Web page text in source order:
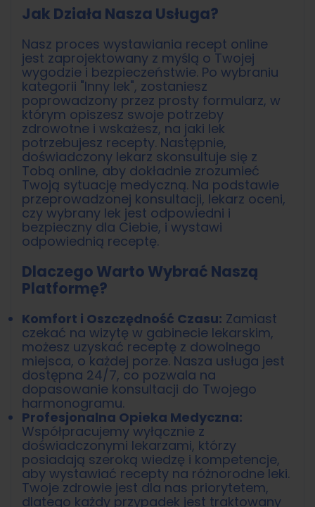
Jak Działa Nasza Usługa?
Nasz proces wystawiania recept online
jest zaprojektowany z myślą o Twojej
wygodzie i bezpieczeństwie. Po wybraniu
kategorii "Inny lek", zostaniesz
poprowadzony przez prosty formularz, w
którym opiszesz swoje potrzeby
zdrowotne i wskażesz, na jaki lek
potrzebujesz recepty. Następnie,
doświadczony lekarz skonsultuje się z
Tobą online, aby dokładnie zrozumieć
Twoją sytuację medyczną. Na podstawie
przeprowadzonej konsultacji, lekarz oceni,
czy wybrany lek jest odpowiedni i
bezpieczny dla Ciebie, i wystawi
odpowiednią receptę.
Dlaczego Warto Wybrać Naszą
Platformę?
Komfort i Oszczędność Czasu: Zamiast
czekać na wizytę w gabinecie lekarskim,
możesz uzyskać receptę z dowolnego
miejsca, o każdej porze. Nasza usługa jest
dostępna 24/7, co pozwala na
dopasowanie konsultacji do Twojego
harmonogramu.
Profesjonalna Opieka Medyczna:
Współpracujemy wyłącznie z
doświadczonymi lekarzami, którzy
posiadają szeroką wiedzę i kompetencje,
aby wystawiać recepty na różnorodne leki.
Twoje zdrowie jest dla nas priorytetem,
dlatego każdy przypadek jest traktowany